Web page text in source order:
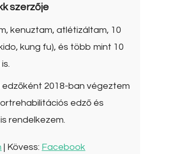
szerzője
kenuztam, atlétizáltam, 10
kung fu), és több mint 10
2018-ban végeztem
edző és
rendelkezem.
| Kövess: Facebook